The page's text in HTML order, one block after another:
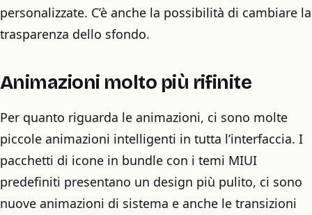
personalizzate. C’è anche la possibilità di cambiare la
trasparenza dello sfondo.
Animazioni molto più rifinite
Per quanto riguarda le animazioni, ci sono molte
piccole animazioni intelligenti in tutta l’interfaccia. I
pacchetti di icone in bundle con i temi MIUI
predefiniti presentano un design più pulito, ci sono
nuove animazioni di sistema e anche le transizioni